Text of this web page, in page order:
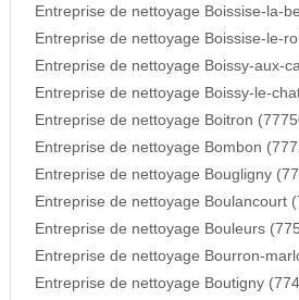
Entreprise de nettoyage Boissise-la-
Entreprise de nettoyage Boissise-le-
Entreprise de nettoyage Boissy-aux-
Entreprise de nettoyage Boissy-le-
Entreprise de nettoyage Boitron
Entreprise de nettoyage Bombon
Entreprise de nettoyage Bougligny
Entreprise de nettoyage Boulancourt
Entreprise de nettoyage Bouleurs
Entreprise de nettoyage Bourron-
Entreprise de nettoyage Boutigny